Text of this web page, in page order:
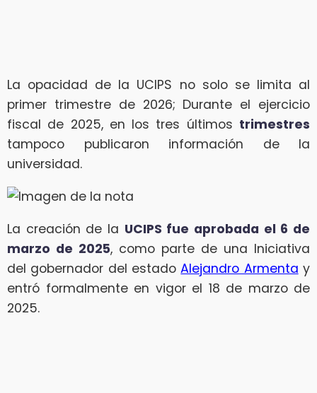
La opacidad de la UCIPS no solo se limita al
primer trimestre de 2026; Durante el ejercicio
fiscal de 2025, en los tres últimos trimestres
tampoco publicaron información de la
universidad.
La creación de la UCIPS fue aprobada el 6 de
marzo de 2025, como parte de una Iniciativa
del gobernador del estadoAlejandro Armenta y
entró formalmente en vigor el 18 de marzo de
2025.